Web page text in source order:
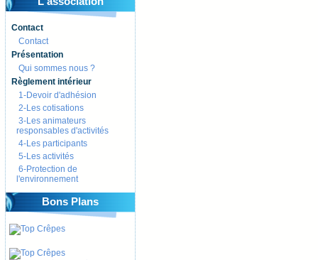
Contact
Contact
Présentation
Qui sommes nous ?
Règlement intérieur
1-Devoir d'adhésion
2-Les cotisations
3-Les animateurs
responsables d'activités
4-Les participants
5-Les activités
6-Protection de
l'environnement
Bons Plans